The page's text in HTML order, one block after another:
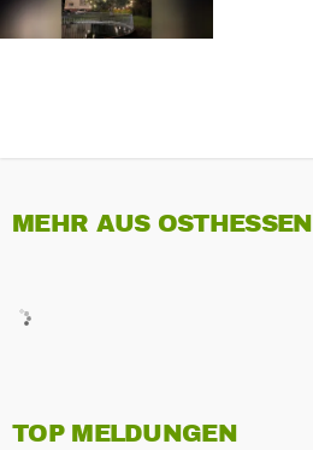
MEHR AUS OSTHESSEN
TOP MELDUNGEN